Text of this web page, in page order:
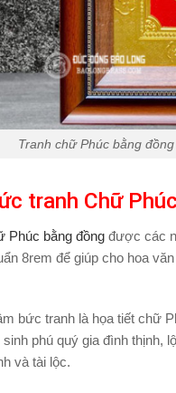
Tranh chữ Phúc bằng
tranh Chữ
Phúc bằng đồng được các
8rem để giúp cho hoa
bức tranh là họa tiết chữ
phú quý gia đình
và tài lộc.